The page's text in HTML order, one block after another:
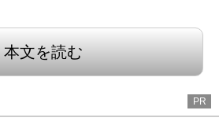
本文を読む
PR